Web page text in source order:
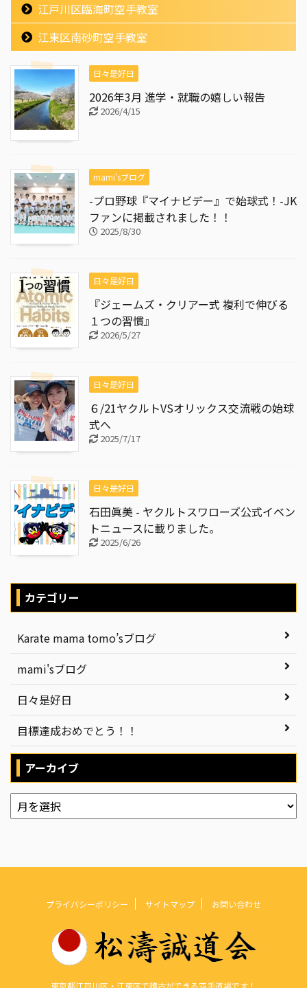
江戸川区臨海町空手教室
江東区南砂町空手教室
日々是好日
2026年3月 進学・就職の嬉しい報告
2026/4/15
mami'sブログ
-プロ野球『マイナビデー』で始球式！-JK
ファンに掲載されました！！
2025/8/30
日々是好日
『ジェームズ・クリアー式 複利で伸びる
１つの習慣』
2026/5/27
日々是好日
６/21ヤクルトVSオリックス交流戦の始球
式へ
2025/7/17
日々是好日
石田眞美 - ヤクルトスワローズ公式イベン
トニュースに載りました。
2025/6/26
カテゴリー
Karate mama tomo’sブログ
mami'sブログ
日々是好日
目標達成おめでとう！！
アーカイブ
プライバシーポリシー サイトマップ お問い合わせ
東京都江戸川区・江東区で稽古ができる空手道場です！